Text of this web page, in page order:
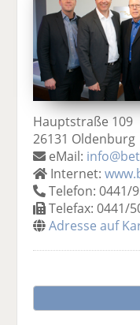
Hauptstraße 109
26131 Oldenburg
eMail:
Internet:
Telefon: 0441/
Telefax: 0441/
Adresse auf